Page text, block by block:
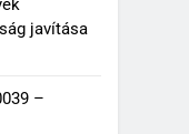
javítása
–